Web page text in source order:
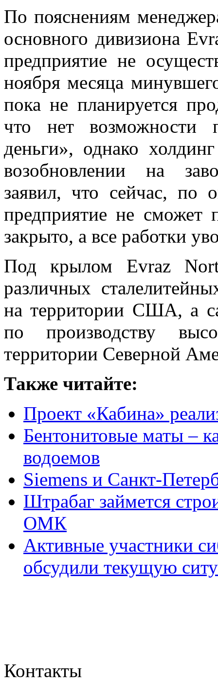
По пояснениям
основного дивизиона
предприятие не
ноября месяца
пока не планируется
что нет возможности
деньги», однако
возобновлении на
заявил, что сейчас, по
предприятие не сможет
закрыто, а все работки
Под крылом Evraz
различных
на территории США, а
по производству
территории Северной
Также читайте:
Проект «Кабина»
Бентонитовые маты –
водоемов
Siemens и Санкт-
Штрабаг займется
ОМК
Активные участники
обсудили текущую
Контакты